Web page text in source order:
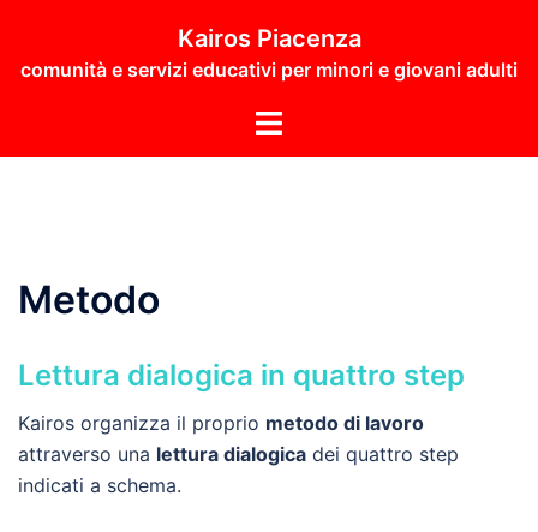
contenuto
Kairos Piacenza
comunità e servizi educativi per minori e giovani adulti
Mostra/Nascondi
Metodo
Lettura dialogica in quattro step
Kairos organizza il proprio metodo di lavoro
attraverso una lettura dialogica dei quattro step
indicati a schema.